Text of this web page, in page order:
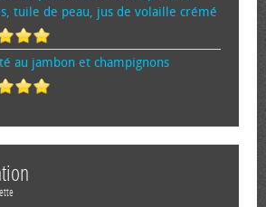
tuile de peau, jus de volaille crémé
au jambon et champignons